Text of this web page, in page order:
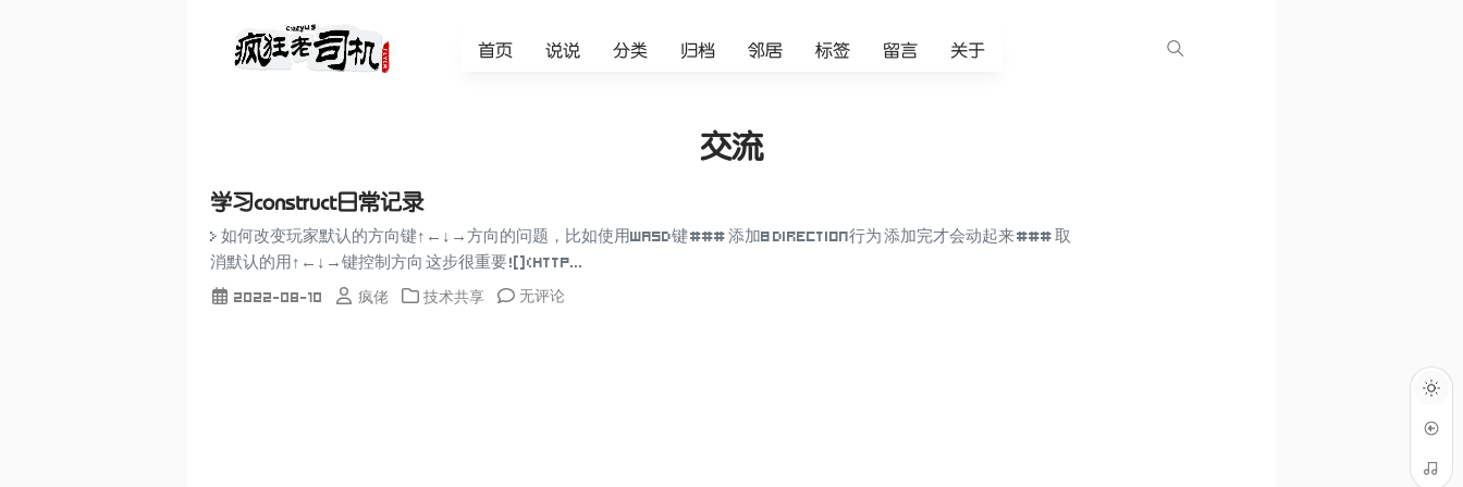
首页 说说 分类 归档 邻居 标签 留言 关于
交流
学习construct日常记录
> 如何改变玩家默认的方向键↑←↓→方向的问题，比如使用WASD键 ### 添加8 Direction行为 添加完才会动起来 ### 取
消默认的用↑←↓→键控制方向 这步很重要 ![](http...
2022-08-10 疯佬 技术共享 无评论